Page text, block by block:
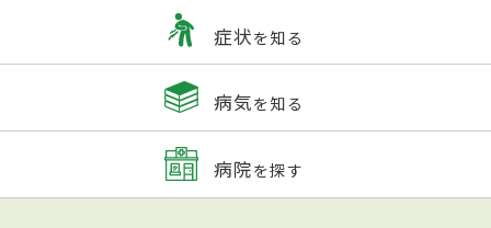
症状を知る
病気を知る
病院を探す